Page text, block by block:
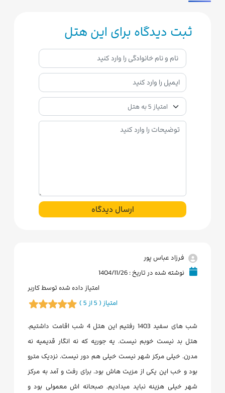
ثبت دیدگاه برای این هتل
ارسال دیدگاه
فرزاد عباس پور
نوشته شده در تاریخ : 1404/11/26
امتیاز داده شده توسط کاربر
امتیاز ( 5 از 5 )
شب های سفید 1403 رفتیم این هتل 4 شب اقامت داشتیم.
هتل بد نیست خوبم نیست. یه جوریه که نه انگار قدیمیه نه
مدرن. خیلی مرکز شهر نیست خیلی هم دور نیست. نزدیک مترو
بود و خب این یکی از مزیت هاش بود. برای رفت و آمد به مرکز
شهر خیلی هزینه نباید میدادیم. صبحانه اش معمولی بود و